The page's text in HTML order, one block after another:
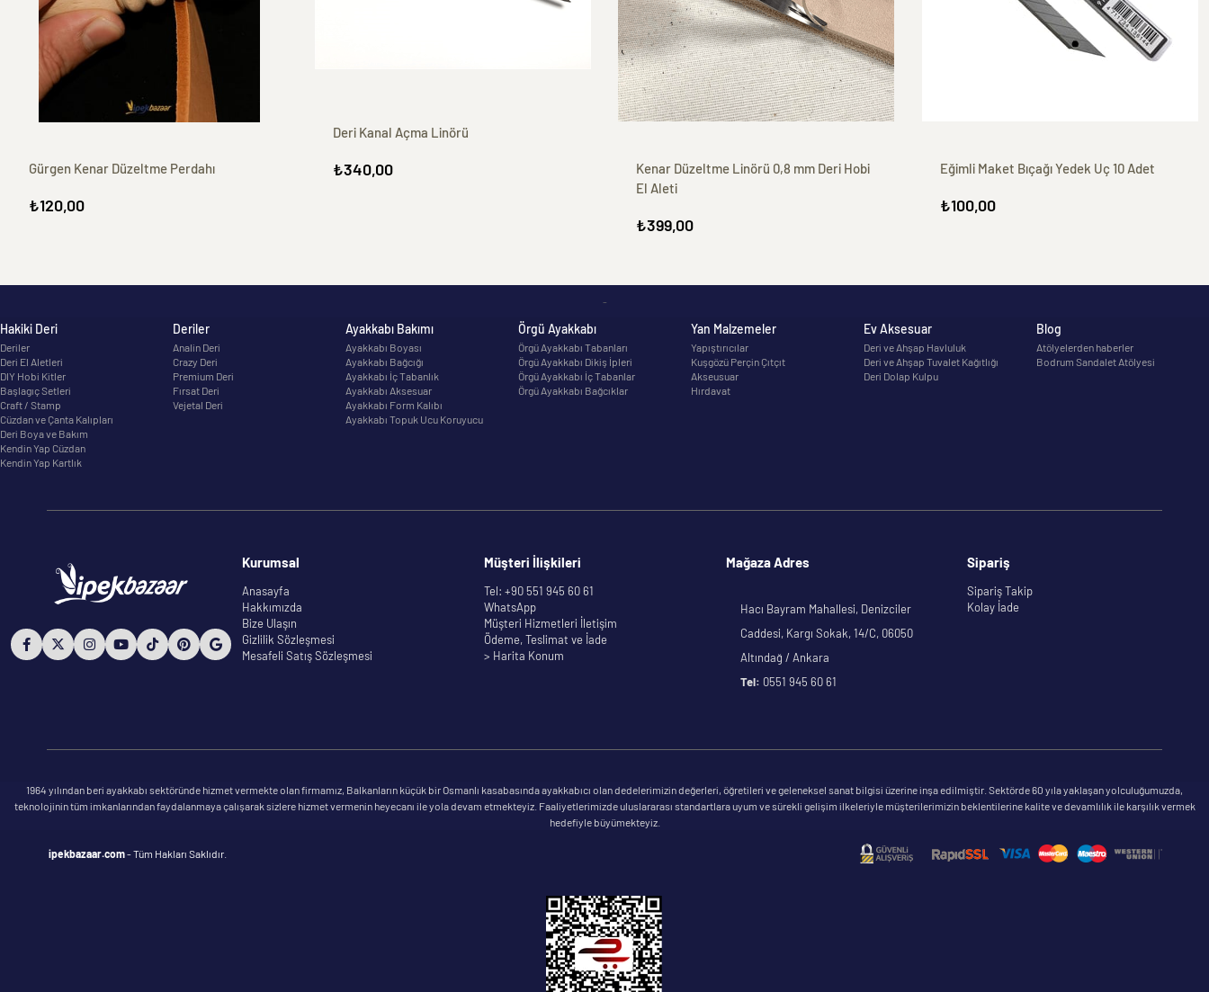
Gürgen Kenar Düzeltme Perdahı
₺120,00
Deri Kanal Açma Linörü
₺340,00
Kenar Düzeltme Linörü 0,8 mm Deri Hobi
El Aleti
₺399,00
Eğimli Maket Bıçağı Yedek Uç 10 Adet
₺100,00
-
Hakiki Deri
Deriler
Deri El Aletleri
DIY Hobi Kitler
Başlagıç Setleri
Craft / Stamp
Cüzdan ve Çanta Kalıpları
Deri Boya ve Bakım
Kendin Yap Cüzdan
Kendin Yap Kartlık
Deriler
Analin Deri
Crazy Deri
Premium Deri
Fırsat Deri
Vejetal Deri
Ayakkabı Bakımı
Ayakkabı Boyası
Ayakkabı Bağcığı
Ayakkabı İç Tabanlık
Ayakkabı Aksesuar
Ayakkabı Form Kalıbı
Ayakkabı Topuk Ucu Koruyucu
Örgü Ayakkabı
Örgü Ayakkabı Tabanları
Örgü Ayakkabı Dikiş İpleri
Örgü Ayakkabı İç Tabanlar
Örgü Ayakkabı Bağcıklar
Yan Malzemeler
Yapıştırıcılar
Kuşgözü Perçin Çıtçıt
Akseusuar
Hırdavat
Ev Aksesuar
Deri ve Ahşap Havluluk
Deri ve Ahşap Tuvalet Kağıtlığı
Deri Dolap Kulpu
Blog
Atölyelerden haberler
Bodrum Sandalet Atölyesi
Kurumsal
Anasayfa
Hakkımızda
Bize Ulaşın
Gizlilik Sözleşmesi
Mesafeli Satış Sözleşmesi
Müşteri İlişkileri
Tel: +90 551 945 60 61
WhatsApp
Müşteri Hizmetleri İletişim
Ödeme, Teslimat ve İade
> Harita Konum
Mağaza Adres
Hacı Bayram Mahallesi, Denizciler
Caddesi, Kargı Sokak, 14/C, 06050
Altındağ / Ankara
Tel: 0551 945 60 61
Sipariş
Sipariş Takip
Kolay İade
1964 yılından beri ayakkabı sektöründe hizmet vermekte olan firmamız, Balkanların küçük bir Osmanlı kasabasında ayakkabıcı olan dedelerimizin değerleri, öğretileri ve geleneksel sanat bilgisi üzerine inşa edilmiştir. Sektörde 60 yıla yaklaşan yolculuğumuzda,
teknolojinin tüm imkanlarından faydalanmaya çalışarak sizlere hizmet vermenin heyecanı ile yola devam etmekteyiz. Faaliyetlerimizde uluslararası standartlara uyum ve sürekli gelişim ilkeleriyle müşterilerimizin beklentilerine kalite ve devamlılık ile karşılık vermek
hedefiyle büyümekteyiz.
ipekbazaar.com- Tüm Hakları Saklıdır.